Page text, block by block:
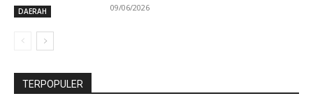
DAERAH 09/06/2026
TERPOPULER